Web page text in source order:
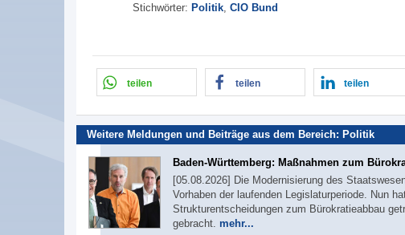
Stichwörter: Politik CIO Bund
teilen teilen teilen
Weitere Meldungen und Beiträge aus dem Bereich: Politik
Baden-Württemberg: Maßnahmen zum
[05.08.2026] Die Modernisierung des
Vorhaben der laufenden Legislaturperiode. Nun
Strukturentscheidungen zum Bürokratieabbau
gebracht. mehr...